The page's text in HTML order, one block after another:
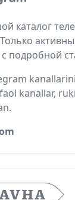
каталог
подробной
kanallar,